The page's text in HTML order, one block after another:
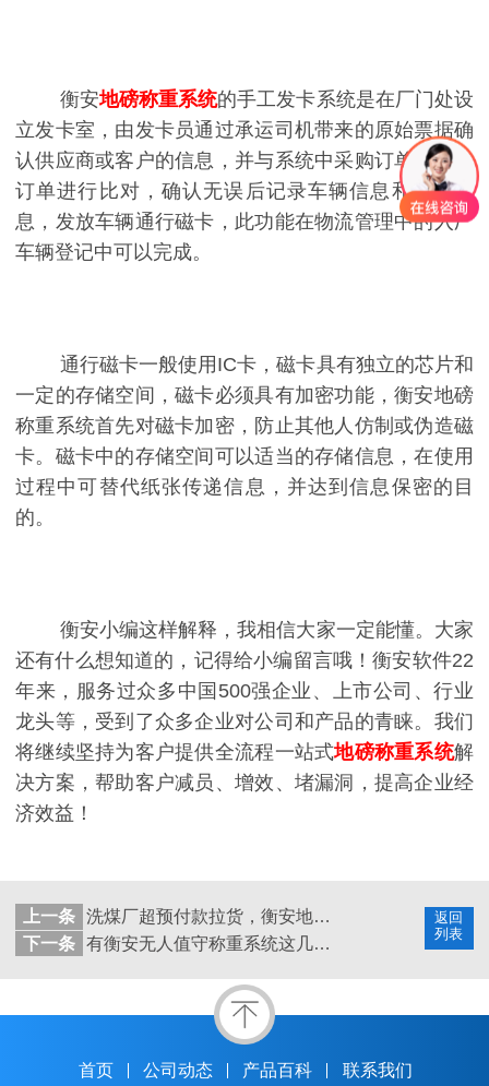
衡安地磅称重系统的手工发卡系统是在厂门处设
立发卡室，由发卡员通过承运司机带来的原始票据确
认供应商或客户的信息，并与系统中采购订单或销售
订单进行比对，确认无误后记录车辆信息和原发信
息，发放车辆通行磁卡，此功能在物流管理中的入厂
车辆登记中可以完成。
通行磁卡一般使用IC卡，磁卡具有独立的芯片和
一定的存储空间，磁卡必须具有加密功能，衡安地磅
称重系统首先对磁卡加密，防止其他人仿制或伪造磁
卡。磁卡中的存储空间可以适当的存储信息，在使用
过程中可替代纸张传递信息，并达到信息保密的目
的。
衡安小编这样解释，我相信大家一定能懂。大家
还有什么想知道的，记得给小编留言哦！衡安软件22
年来，服务过众多中国500强企业、上市公司、行业
龙头等，受到了众多企业对公司和产品的青睐。我们
将继续坚持为客户提供全流程一站式地磅称重系统解
决方案，帮助客户减员、增效、堵漏洞，提高企业经
济效益！
返回
列表
上一条
洗煤厂超预付款拉货，衡安地磅称重系统怎么解决？
下一条
有衡安无人值守称重系统这几个设置，你还怕啥？
首页 公司动态 产品百科 联系我们